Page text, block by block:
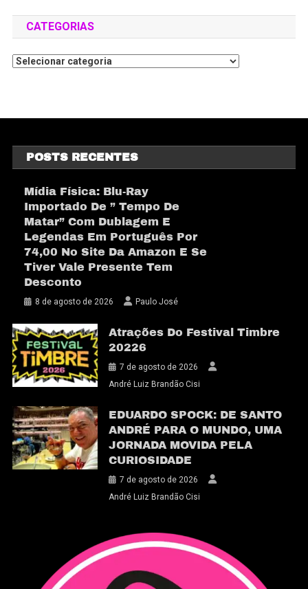
CATEGORIAS
POSTS RECENTES
Mídia Física: Blu-Ray
Importado De ” Tempo De
Matar” Com Dublagem E
Legendas Em Português Por
74,00 No Site Da Amazon E Se
Tiver Vale Presente Tem
Desconto
8 de agosto de 2026 Paulo José
Atrações Do Festival Timbre
20226
7 de agosto de 2026
André Luiz Brandão Cisi
EDUARDO SPOCK: DE SANTO
ANDRÉ PARA O MUNDO, UMA
JORNADA MOVIDA PELA
CURIOSIDADE
7 de agosto de 2026
André Luiz Brandão Cisi